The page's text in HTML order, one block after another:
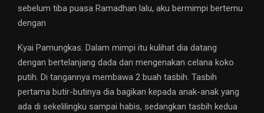
sebelum tiba puasa Ramadhan lalu, aku bermimpi bertemu
dengan
Kyai Pamungkas. Dalam mimpi itu kulihat dia datang
dengan bertelanjang dada dan mengenakan celana koko
putih. Di tangannya membawa 2 buah tasbih. Tasbih
pertama butir-butinya dia bagikan kepada anak-anak yang
ada di sekelilingku sampai habis, sedangkan tasbih kedua